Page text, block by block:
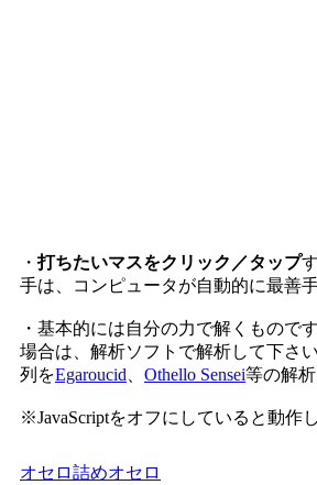
・打ちたいマスをクリック／タップ
手は、コンピュータが自動的に最善
・基本的には自分の力で解くもので
場合は、解析ソフトで解析して下さい
列をEgaroucid Othello Sensei等の解
※JavaScriptをオフにしていると動作
オセロ詰めオセロ